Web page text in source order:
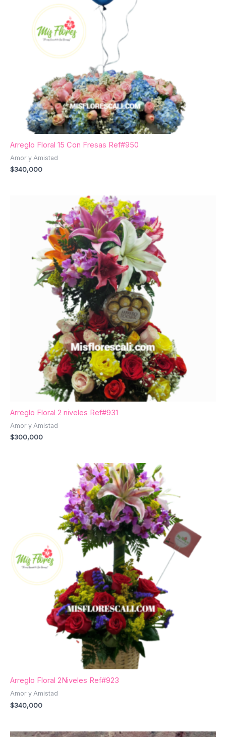
Arreglo Floral 15 Con Fresas Ref#950
Amor y Amistad
$340,000
Arreglo Floral 2 niveles Ref#931
Amor y Amistad
$300,000
Arreglo Floral 2Niveles Ref#923
Amor y Amistad
$340,000